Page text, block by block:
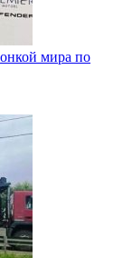
мира по